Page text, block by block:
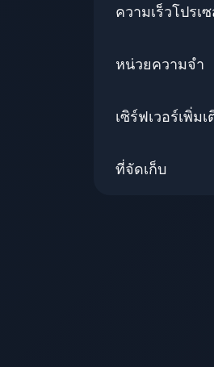
ความเร็วโปรเ
หน่วยความจำ
เซิร์ฟเวอร์เพิ่มเ
ที่จัดเก็บ